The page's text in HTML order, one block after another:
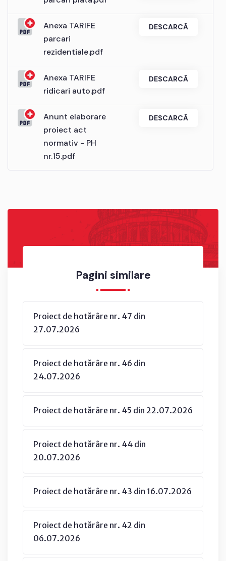
Pagini similare
Proiect de hotărâre nr. 47 din
27.07.2026
Proiect de hotărâre nr. 46 din
24.07.2026
Proiect de hotărâre nr. 45 din 22.07.2026
Proiect de hotărâre nr. 44 din
20.07.2026
Proiect de hotărâre nr. 43 din 16.07.2026
Proiect de hotărâre nr. 42 din
06.07.2026
Anexa TARIFE
parcari
rezidentiale.pdf
DESCARCĂ
Anexa TARIFE
ridicari auto.pdf
DESCARCĂ
Anunt elaborare
proiect act
normativ - PH
nr.15.pdf
DESCARCĂ